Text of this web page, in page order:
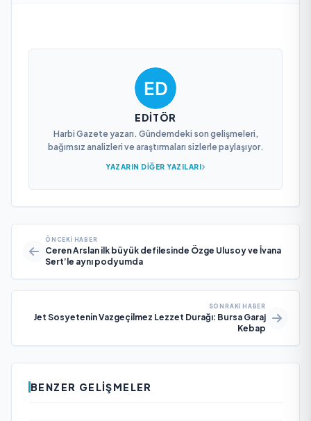
EDITÖR
Harbi Gazete yazarı. Gündemdeki son gelişmeleri,
bağımsız analizleri ve araştırmaları sizlerle paylaşıyor.
YAZARIN DIĞER YAZILARI
ÖNCEKI HABER
Ceren Arslan ilk büyük defilesinde Özge Ulusoy ve İvana
Sert’le aynı podyumda
SONRAKI HABER
Jet Sosyetenin Vazgeçilmez Lezzet Durağı: Bursa Garaj
Kebap
BENZER GELIŞMELER